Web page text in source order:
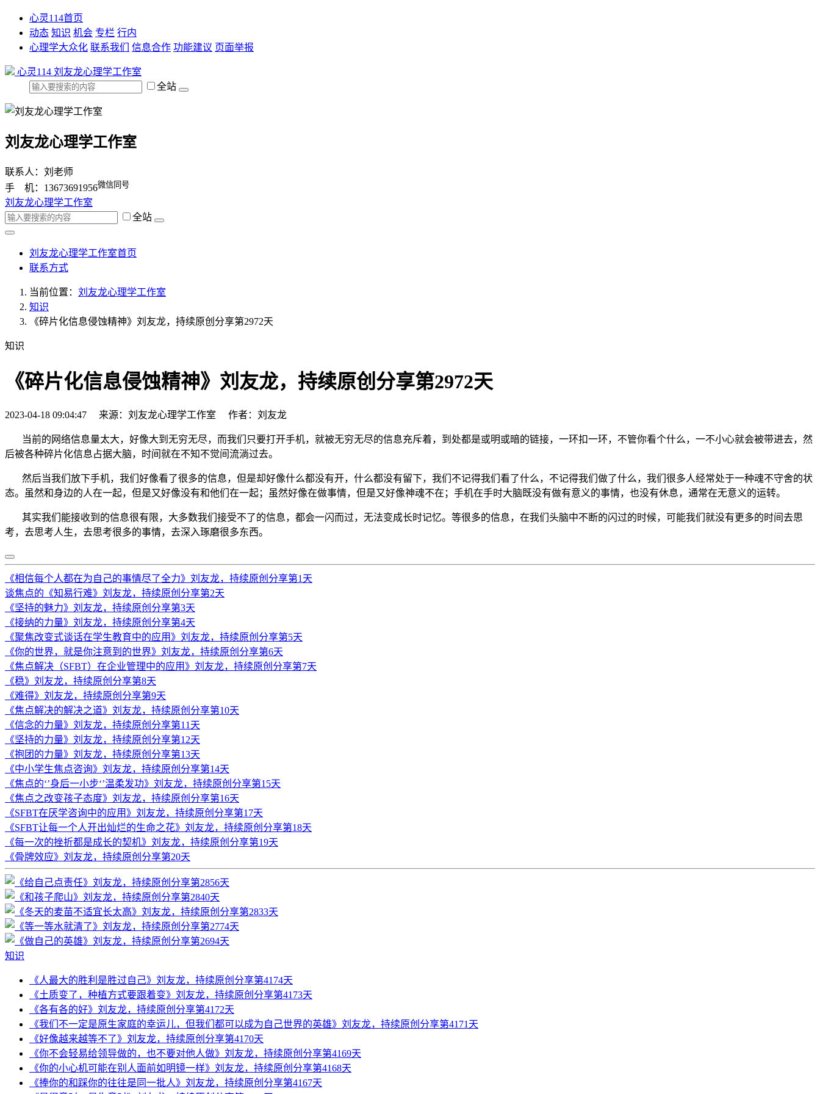
心灵114首页
动态 知识 机会 专栏 行内
心理学大众化 联系我们 信息合作 功能建议 页面举报
心灵114 刘友龙心理学工作室
全站
刘友龙心理学工作室
联系人：刘老师
手 机：13673691956微信同号
刘友龙心理学工作室
全站
刘友龙心理学工作室首页
联系方式
当前位置： 刘友龙心理学工作室
知识
《碎片化信息侵蚀精神》刘友龙，持续原创分享第2972天
知识
《碎片化信息侵蚀精神》刘友龙，持续原创分享第2972天
2023-04-18 09:04:47 来源：刘友龙心理学工作室 作者：刘友龙
当前的网络信息量太大，好像大到无穷无尽，而我们只要打开手机，就被无穷无尽的信息充斥着，到处都是或明或暗的链接，一环扣一环，不管你看个什么，一不小心就会被带进去，然
后被各种碎片化信息占据大脑，时间就在不知不觉间流淌过去。
然后当我们放下手机，我们好像看了很多的信息，但是却好像什么都没有开，什么都没有留下，我们不记得我们看了什么，不记得我们做了什么，我们很多人经常处于一种魂不守舍的状
态。虽然和身边的人在一起，但是又好像没有和他们在一起；虽然好像在做事情，但是又好像神魂不在；手机在手时大脑既没有做有意义的事情，也没有休息，通常在无意义的运转。
其实我们能接收到的信息很有限，大多数我们接受不了的信息，都会一闪而过，无法变成长时记忆。等很多的信息，在我们头脑中不断的闪过的时候，可能我们就没有更多的时间去思
考，去思考人生，去思考很多的事情，去深入琢磨很多东西。
《相信每个人都在为自己的事情尽了全力》刘友龙，持续原创分享第1天
谈焦点的《知易行难》刘友龙，持续原创分享第2天
《坚持的魅力》刘友龙，持续原创分享第3天
《接纳的力量》刘友龙，持续原创分享第4天
《聚焦改变式谈话在学生教育中的应用》刘友龙，持续原创分享第5天
《你的世界，就是你注意到的世界》刘友龙，持续原创分享第6天
《焦点解决（SFBT）在企业管理中的应用》刘友龙，持续原创分享第7天
《稳》刘友龙，持续原创分享第8天
《难得》刘友龙，持续原创分享第9天
《焦点解决的解决之道》刘友龙，持续原创分享第10天
《信念的力量》刘友龙，持续原创分享第11天
《坚持的力量》刘友龙，持续原创分享第12天
《抱团的力量》刘友龙，持续原创分享第13天
《中小学生焦点咨询》刘友龙，持续原创分享第14天
《焦点的‘’身后一小步‘’温柔发功》刘友龙，持续原创分享第15天
《焦点之改变孩子态度》刘友龙，持续原创分享第16天
《SFBT在厌学咨询中的应用》刘友龙，持续原创分享第17天
《SFBT让每一个人开出灿烂的生命之花》刘友龙，持续原创分享第18天
《每一次的挫折都是成长的契机》刘友龙，持续原创分享第19天
《骨牌效应》刘友龙，持续原创分享第20天
知识
《人最大的胜利是胜过自己》刘友龙，持续原创分享第4174天
《土质变了，种植方式要跟着变》刘友龙，持续原创分享第4173天
《各有各的好》刘友龙，持续原创分享第4172天
《我们不一定是原生家庭的幸运儿，但我们都可以成为自己世界的英雄》刘友龙，持续原创分享第4171天
《好像越来越等不了》刘友龙，持续原创分享第4170天
《你不会轻易给领导做的，也不要对他人做》刘友龙，持续原创分享第4169天
《你的小心机可能在别人面前如明镜一样》刘友龙，持续原创分享第4168天
《捧你的和踩你的往往是同一批人》刘友龙，持续原创分享第4167天